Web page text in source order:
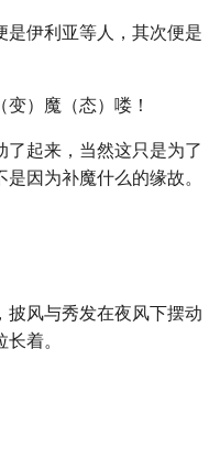
是伊利亚等人，其次便是
）魔（态）喽！
起来，当然这只是为了
因为补魔什么的缘故。
披风与秀发在夜风下摆动
着。